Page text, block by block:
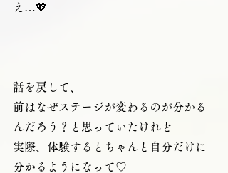
え…💖
話を戻して、
前はなぜステージが変わるのが分かる
んだろう？と思っていたけれど
実際、体験するとちゃんと自分だけに
分かるようになって♡